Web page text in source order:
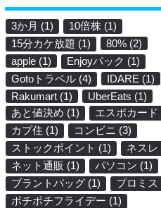
3か月 (1) 10倍株 (1)
15分カケ放題 (1) 80% (2)
apple (1) Enjoyパック (1)
Gotoトラベル (4) IDARE (1)
Rakumart (1) UberEats (1)
あと値決め (1) エスポカード
カプ住 (1) コンビニ (3)
ストックポイント (1) ネスレ
ネット通販 (1) パソコン (1)
ブラントバッグ (1) プロミス
ポチポチフライデー (1)